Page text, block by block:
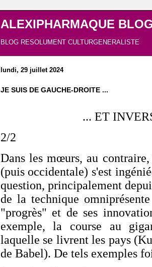
ALEXIPHARMAQUE
BLOG RESOLUMENT CULTURGENERALISTE
lundi, 29 juillet 2024
JE SUIS DE GAUCHE-DROITE ...
... ET
2/2
Dans les mœurs, au
(puis occidentale) s'est
question, principalement
de la technique
"progrès" et de ses
exemple, la course au
laquelle se livrent les pays
de Babel). De tels exemples